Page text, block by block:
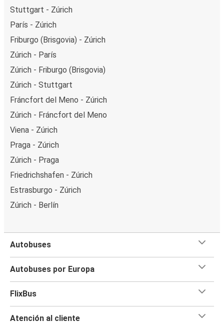
Stuttgart - Zúrich
París - Zúrich
Friburgo (Brisgovia) - Zúrich
Zúrich - París
Zúrich - Friburgo (Brisgovia)
Zúrich - Stuttgart
Fráncfort del Meno - Zúrich
Zúrich - Fráncfort del Meno
Viena - Zúrich
Praga - Zúrich
Zúrich - Praga
Friedrichshafen - Zúrich
Estrasburgo - Zúrich
Zúrich - Berlín
Autobuses
Autobuses por Europa
FlixBus
Atención al cliente